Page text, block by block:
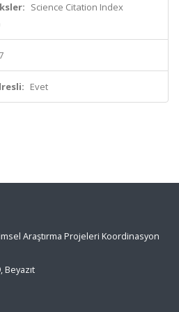
Science Citation Index
Evet
Araştırma Projeleri Koordinasyon
Beyazıt